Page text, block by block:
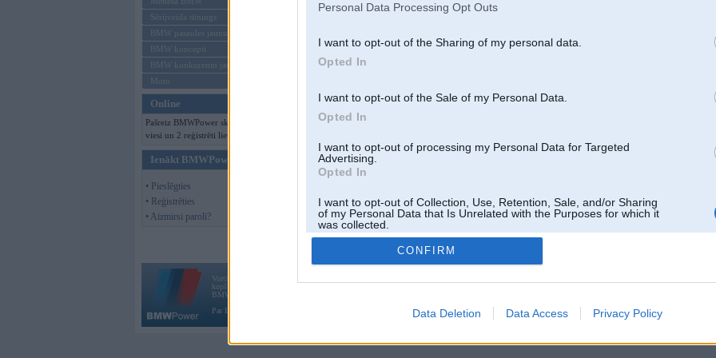
Personal Data Processing Opt Outs
I want to opt-out of the Sharing of my personal data.
Opted In
I want to opt-out of the Sale of my Personal Data.
Opted In
I want to opt-out of processing my Personal Data for Targeted
Advertising.
Opted In
I want to opt-out of Collection, Use, Retention, Sale, and/or Sharing
of my Personal Data that Is Unrelated with the Purposes for which it
was collected.
Opted Out
CONFIRM
Data Deletion Data Access Privacy Policy
Sērijveida tūnings
BMW pasaules jaunumi
BMW koncepti
BMW konkurentu jaunumi
Moto
Online
Pašreiz BMWPower skatās 140
viesi un 2 reģistrēti lietotāji.
Ienākt BMWPower
• Pieslēgties
• Reģistrēties
• Aizmirsi paroli?
Vortāls BMWPower.lv darbojas
kopš 2002. gada 14. maija. Tas nav auto klubs un nav saistīts ar
BMW AG.
Par BMWPower